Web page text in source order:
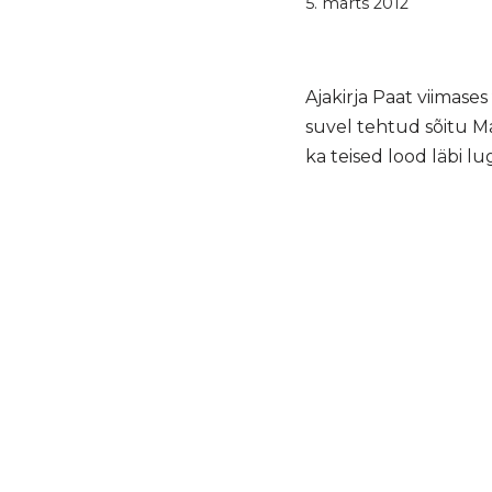
Ajakirja Paat
suvel tehtud sõitu
ka teised lood läbi